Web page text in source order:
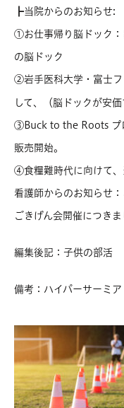
┣当院からのお知らせ:
①お仕事帰り脳ドック：
の脳ドック
②岩手医科大学・富士
して、（脳ドックが安価
③Buck to the Roots プ
販売開始。
④食糧難時代に向けて、
看護師からのお知らせ
ごきげん会開催につきま
編集後記：子供の部活
備考：ハイパーサーミア